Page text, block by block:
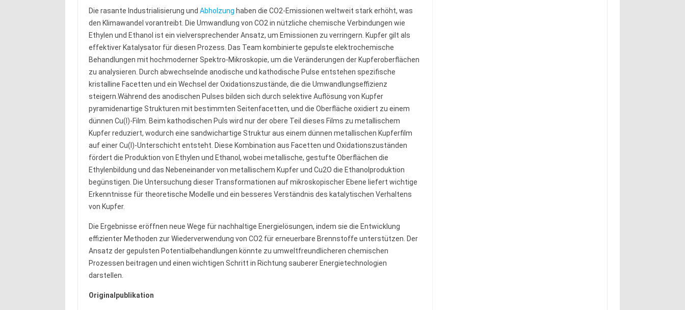
Die rasante Industrialisierung und Abholzung haben die CO2-Emissionen weltweit stark erhöht, was
den Klimawandel vorantreibt. Die Umwandlung von CO2 in nützliche chemische Verbindungen wie
Ethylen und Ethanol ist ein vielversprechender Ansatz, um Emissionen zu verringern. Kupfer gilt als
effektiver Katalysator für diesen Prozess. Das Team kombinierte gepulste elektrochemische
Behandlungen mit hochmoderner Spektro-Mikroskopie, um die Veränderungen der Kupferoberflächen
zu analysieren. Durch abwechselnde anodische und kathodische Pulse entstehen spezifische
kristalline Facetten und ein Wechsel der Oxidationszustände, die die Umwandlungseffizienz
steigern.Während des anodischen Pulses bilden sich durch selektive Auflösung von Kupfer
pyramidenartige Strukturen mit bestimmten Seitenfacetten, und die Oberfläche oxidiert zu einem
dünnen Cu(I)-Film. Beim kathodischen Puls wird nur der obere Teil dieses Films zu metallischem
Kupfer reduziert, wodurch eine sandwichartige Struktur aus einem dünnen metallischen Kupferfilm
auf einer Cu(I)-Unterschicht entsteht. Diese Kombination aus Facetten und Oxidationszuständen
fördert die Produktion von Ethylen und Ethanol, wobei metallische, gestufte Oberflächen die
Ethylenbildung und das Nebeneinander von metallischem Kupfer und Cu2O die Ethanolproduktion
begünstigen. Die Untersuchung dieser Transformationen auf mikroskopischer Ebene liefert wichtige
Erkenntnisse für theoretische Modelle und ein besseres Verständnis des katalytischen Verhaltens
von Kupfer.
Die Ergebnisse eröffnen neue Wege für nachhaltige Energielösungen, indem sie die Entwicklung
effizienter Methoden zur Wiederverwendung von CO2 für erneuerbare Brennstoffe unterstützen. Der
Ansatz der gepulsten Potentialbehandlungen könnte zu umweltfreundlicheren chemischen
Prozessen beitragen und einen wichtigen Schritt in Richtung sauberer Energietechnologien
darstellen.
Originalpublikation